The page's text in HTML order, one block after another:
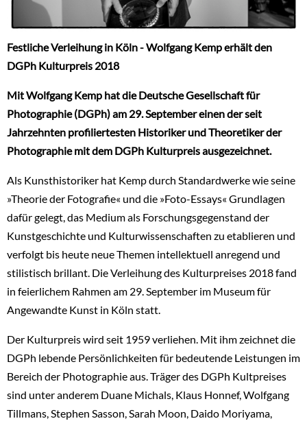
Festliche Verleihung in Köln - Wolfgang Kemp erhält den
DGPh Kulturpreis 2018
Mit Wolfgang Kemp hat die Deutsche Gesellschaft für
Photographie (DGPh) am 29. September einen der seit
Jahrzehnten profiliertesten Historiker und Theoretiker der
Photographie mit dem DGPh Kulturpreis ausgezeichnet.
Als Kunsthistoriker hat Kemp durch Standardwerke wie seine
»Theorie der Fotografie« und die »Foto-Essays« Grundlagen
dafür gelegt, das Medium als Forschungsgegenstand der
Kunstgeschichte und Kulturwissenschaften zu etablieren und
verfolgt bis heute neue Themen intellektuell anregend und
stilistisch brillant. Die Verleihung des Kulturpreises 2018 fand
in feierlichem Rahmen am 29. September im Museum für
Angewandte Kunst in Köln statt.
Der Kulturpreis wird seit 1959 verliehen. Mit ihm zeichnet die
DGPh lebende Persönlichkeiten für bedeutende Leistungen im
Bereich der Photographie aus. Träger des DGPh Kultpreises
sind unter anderem Duane Michals, Klaus Honnef, Wolfgang
Tillmans, Stephen Sasson, Sarah Moon, Daido Moriyama,